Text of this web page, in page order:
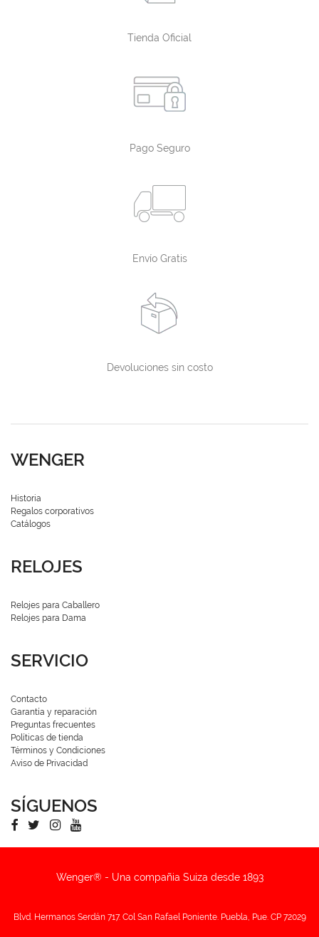
Tienda Oficial
Pago Seguro
Envío Gratis
Devoluciones sin costo
WENGER
Historia
Regalos corporativos
Catálogos
RELOJES
Relojes para Caballero
Relojes para Dama
SERVICIO
Contacto
Garantía y reparación
Preguntas frecuentes
Políticas de tienda
Términos y Condiciones
Aviso de Privacidad
SÍGUENOS
Wenger® - Una compañia Suiza desde 1893
Blvd. Hermanos Serdán 717. Col San Rafael Poniente. Puebla, Pue. CP 72029